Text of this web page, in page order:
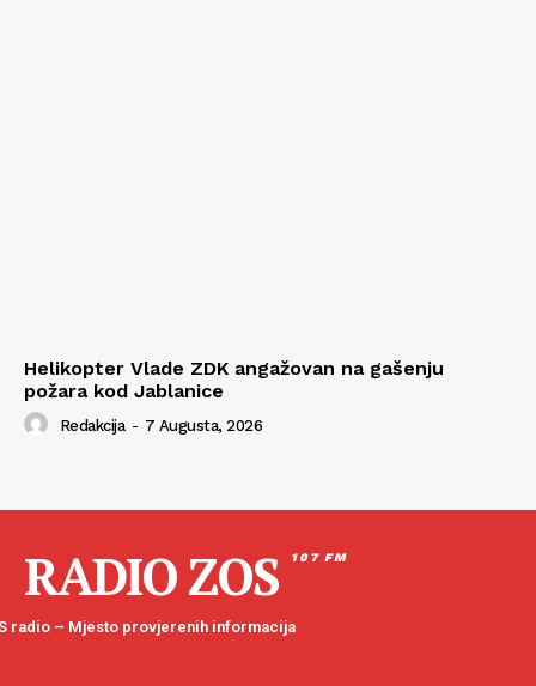
Helikopter Vlade ZDK angažovan na gašenju
požara kod Jablanice
Redakcija - 7 Augusta, 2026
RADIO ZOS 107 FM
radio – Mjesto provjerenih informacija